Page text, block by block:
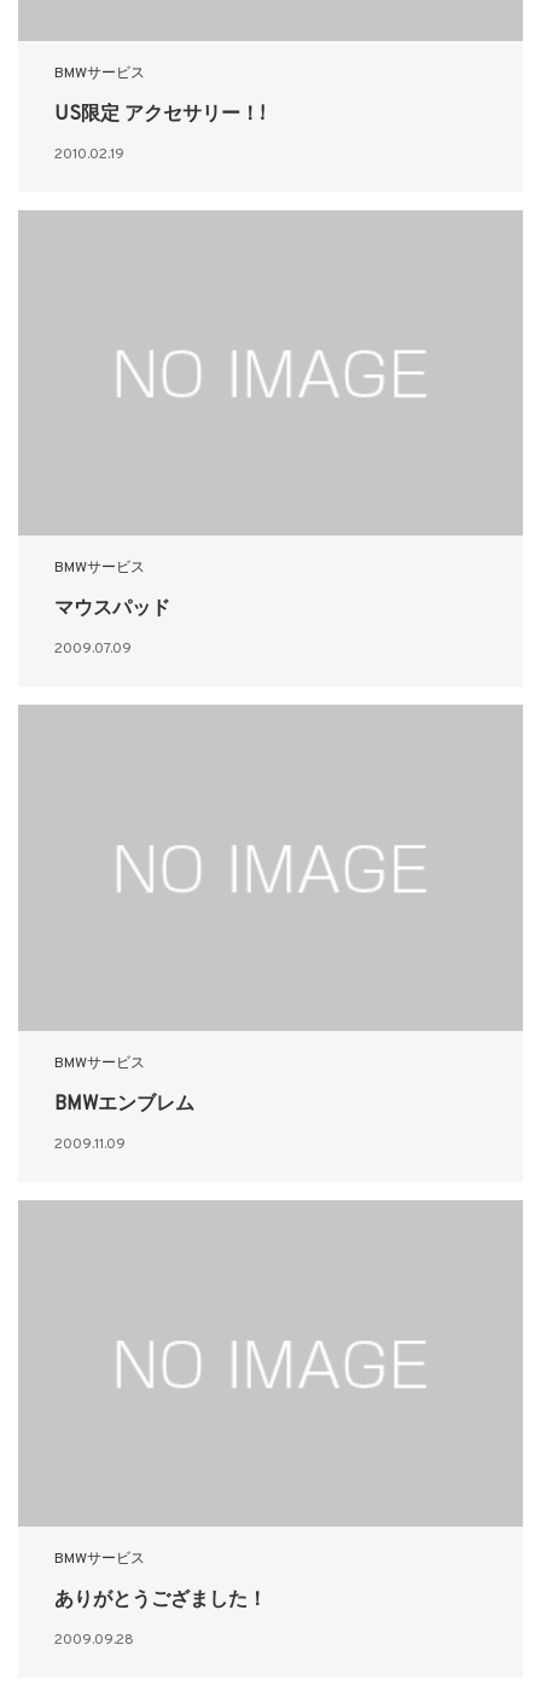
BMWサービス
US限定 アクセサリー！!
2010.02.19
BMWサービス
マウスパッド
2009.07.09
BMWサービス
BMWエンブレム
2009.11.09
BMWサービス
ありがとうござました！
2009.09.28